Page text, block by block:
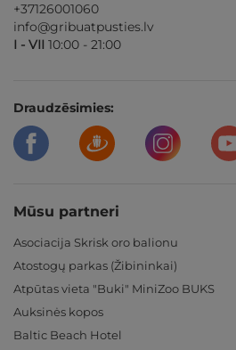
+37126001060
info@gribuatpusties.lv
I - VII 10:00 - 21:00
Draudzēsimies:
Mūsu partneri
Asociacija Skrisk oro balionu
Atostogų parkas (Žibininkai)
Atpūtas vieta "Buki" MiniZoo BUKS
Auksinės kopos
Baltic Beach Hotel